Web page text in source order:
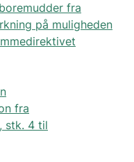
fra
på muligheden
fra
stk. 4 til